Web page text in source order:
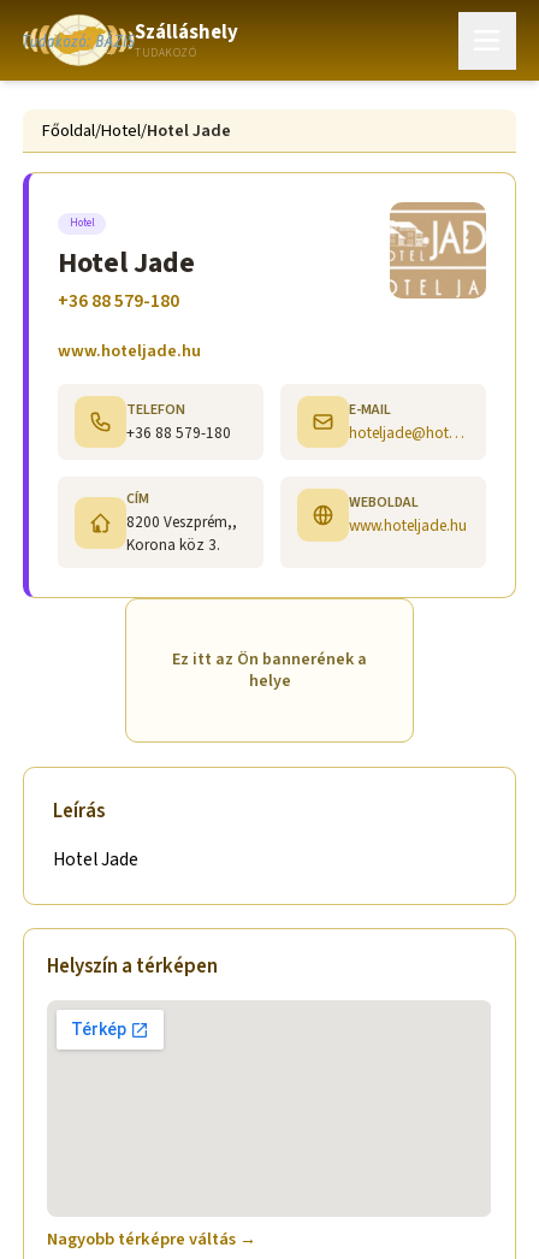
Szálláshely
TUDAKOZÓ
Főoldal/Hotel/Hotel Jade
Hotel
Hotel Jade
+36 88 579-180
www.hoteljade.hu
TELEFON
+36 88 579-180
E-MAIL
hoteljade@hoteljade.hu
CÍM
8200 Veszprém,,
Korona köz 3.
WEBOLDAL
www.hoteljade.hu
Ez itt az Ön bannerének a
helye
Leírás
Hotel Jade
Helyszín a térképen
Nagyobb térképre váltás →